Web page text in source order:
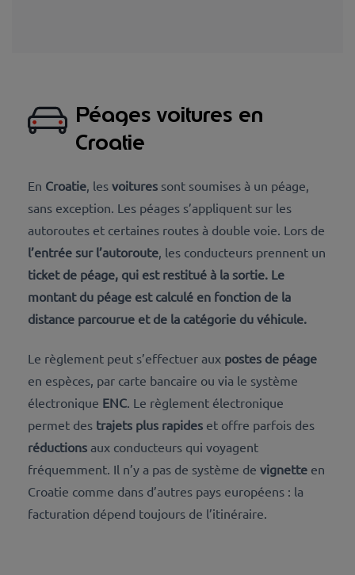
Péages voitures en
Croatie
En Croatie , les voitures sont soumises à un péage,
sans exception. Les péages s’appliquent sur les
autoroutes et certaines routes à double voie. Lors de
l’entrée sur l’autoroute , les conducteurs prennent un
ticket de péage, qui est restitué à la sortie. Le
montant du péage est calculé en fonction de la
distance parcourue et de la catégorie du véhicule.
Le règlement peut s’effectuer aux postes de péage
en espèces, par carte bancaire ou via le système
électronique ENC . Le règlement électronique
permet des trajets plus rapides et offre parfois des
réductions aux conducteurs qui voyagent
fréquemment. Il n’y a pas de système de vignette en
Croatie comme dans d’autres pays européens : la
facturation dépend toujours de l’itinéraire